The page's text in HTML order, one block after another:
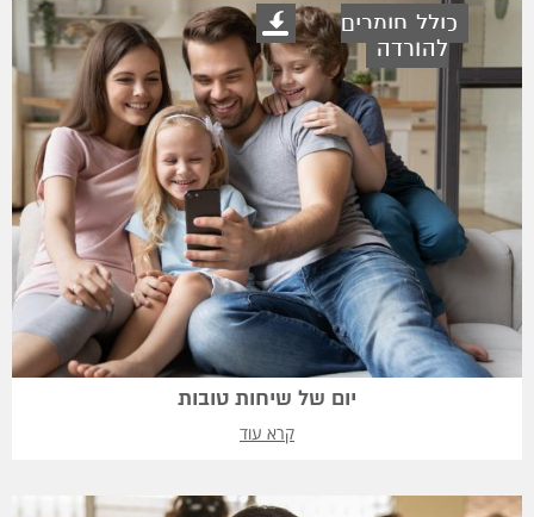
כולל חומרים
להורדה
יום של שיחות טובות
קרא עוד